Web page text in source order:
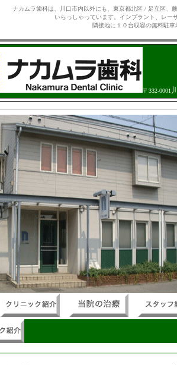
ナカムラ歯科は、川口市内以外にも、東京都北区 / 足立区、
いらっしゃっています。インプラント、レー
隣接地に１０台収容の無料駐
〒332-0001